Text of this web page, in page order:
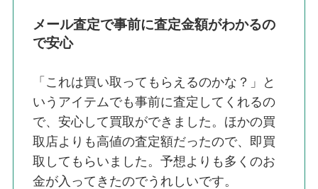
メール査定で事前に査定金額がわかるの
で安心
「これは買い取ってもらえるのかな？」と
いうアイテムでも事前に査定してくれるの
で、安心して買取ができました。ほかの買
取店よりも高値の査定額だったので、即買
取してもらいました。予想よりも多くのお
金が入ってきたのでうれしいです。